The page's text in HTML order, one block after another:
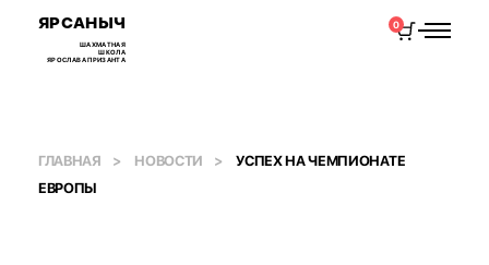
ЯРСАНЫЧ
ШАХМАТНАЯ
ШКОЛА
ЯРОСЛАВА ПРИЗАНТА
0
ГЛАВНАЯ НОВОСТИ
УСПЕХ НА ЧЕМПИОНАТЕ
ЕВРОПЫ